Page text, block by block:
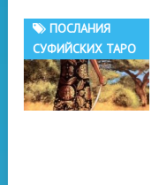
ПОСЛАНИЯ
СУФИЙСКИХ ТАРО